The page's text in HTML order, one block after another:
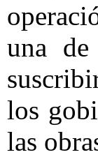
una
los
las